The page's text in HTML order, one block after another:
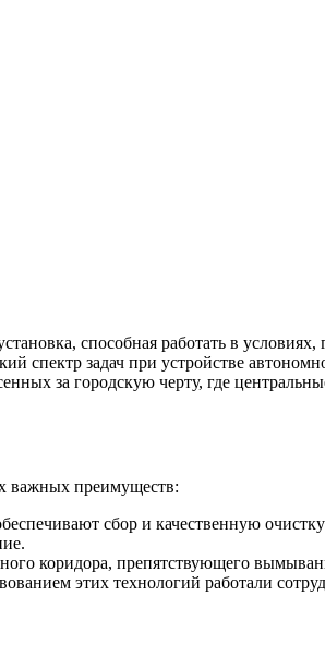
способная работать в условиях,
спектр задач при устройстве
за городскую черту, где
важных преимуществ:
сбор и качественную
коридора, препятствующего
этих технологий работали